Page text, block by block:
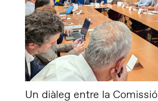
Un diàleg entre la Comissió